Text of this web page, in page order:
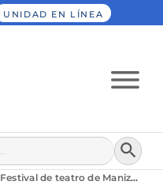
UNIDAD EN LÍNEA
Botón
Festival de teatro de Manizales